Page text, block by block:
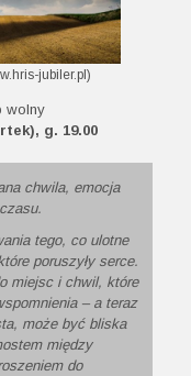
jubiler.pl)
wolny
g. 19.00
chwila, emocja
tego, co ulotne
poruszyły serce.
miejsc i chwil, które
– a teraz
może być bliska
między
do